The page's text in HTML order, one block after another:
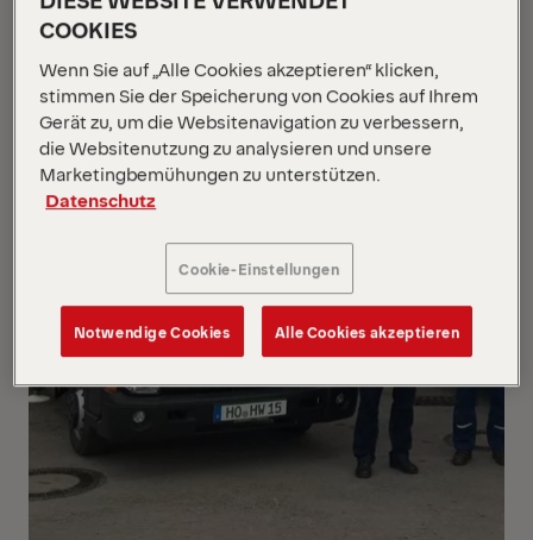
COOKIES
Wenn Sie auf „Alle Cookies akzeptieren“ klicken,
stimmen Sie der Speicherung von Cookies auf Ihrem
Gerät zu, um die Websitenavigation zu verbessern,
die Websitenutzung zu analysieren und unsere
Marketingbemühungen zu unterstützen.
Datenschutz
Cookie-Einstellungen
Notwendige Cookies Alle Cookies akzeptieren